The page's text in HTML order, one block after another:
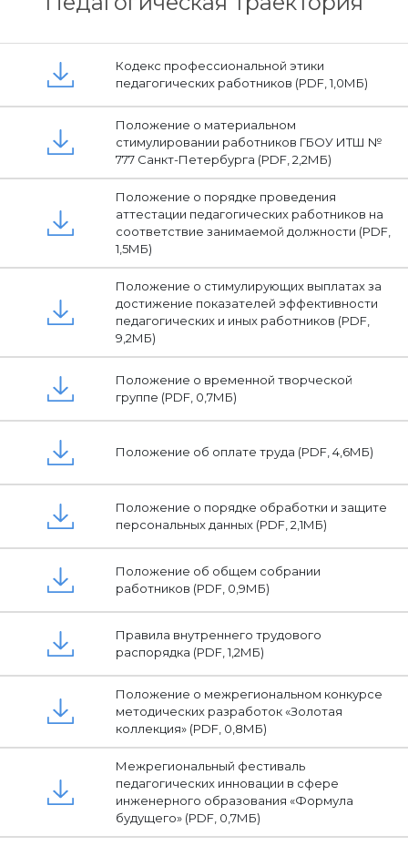
Кодекс профессиональной этики
педагогических работников (PDF, 1,0МБ)
Положение о материальном
стимулировании работников ГБОУ ИТШ №
777 Санкт-Петербурга (PDF, 2,2МБ)
Положение о порядке проведения
аттестации педагогических работников на
соответствие занимаемой должности (PDF,
1,5МБ)
Положение о стимулирующих выплатах за
достижение показателей эффективности
педагогических и иных работников (PDF,
9,2МБ)
Положение о временной творческой
группе (PDF, 0,7МБ)
Положение об оплате труда (PDF, 4,6МБ)
Положение о порядке обработки и защите
персональных данных (PDF, 2,1МБ)
Положение об общем собрании
работников (PDF, 0,9МБ)
Правила внутреннего трудового
распорядка (PDF, 1,2МБ)
Положение о межрегиональном конкурсе
методических разработок «Золотая
коллекция» (PDF, 0,8МБ)
Межрегиональный фестиваль
педагогических инновации в сфере
инженерного образования «Формула
будущего» (PDF, 0,7МБ)